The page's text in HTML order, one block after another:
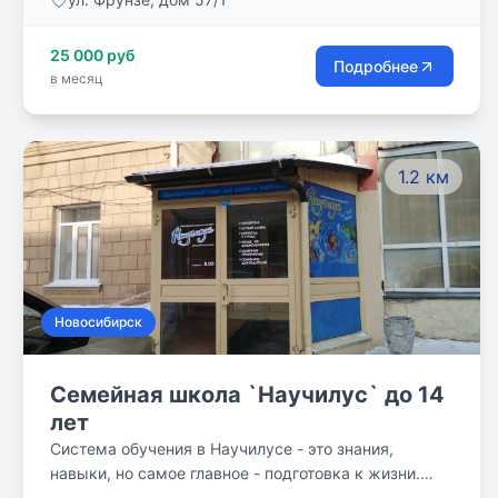
25 000 руб
в месяц
Подробнее
1.2 км
Новосибирск
Семейная школа `Научилус` до 14
лет
Система обучения в Научилусе - это знания,
навыки, но самое главное - подготовка к жизни.